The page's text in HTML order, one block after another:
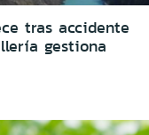
tras accidente
gestiona